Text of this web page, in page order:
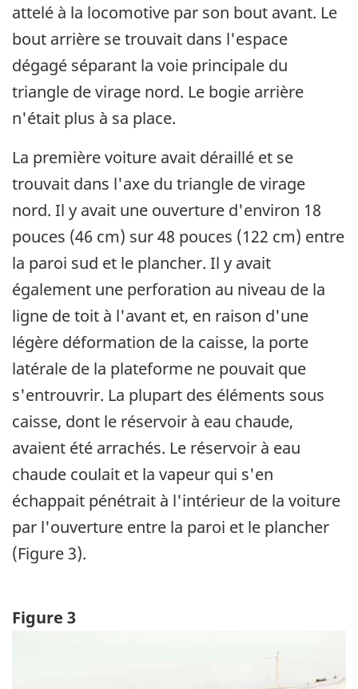
attelé à la locomotive par son bout avant. Le
bout arrière se trouvait dans l'espace
dégagé séparant la voie principale du
triangle de virage nord. Le bogie arrière
n'était plus à sa place.
La première voiture avait déraillé et se
trouvait dans l'axe du triangle de virage
nord. Il y avait une ouverture d'environ 18
pouces (46 cm) sur 48 pouces (122 cm) entre
la paroi sud et le plancher. Il y avait
également une perforation au niveau de la
ligne de toit à l'avant et, en raison d'une
légère déformation de la caisse, la porte
latérale de la plateforme ne pouvait que
s'entrouvrir. La plupart des éléments sous
caisse, dont le réservoir à eau chaude,
avaient été arrachés. Le réservoir à eau
chaude coulait et la vapeur qui s'en
échappait pénétrait à l'intérieur de la voiture
par l'ouverture entre la paroi et le plancher
(Figure 3).
Figure 3